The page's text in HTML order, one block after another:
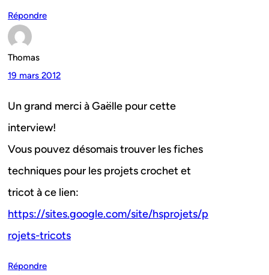
Répondre
Thomas
19 mars 2012
Un grand merci à Gaëlle pour cette
interview!
Vous pouvez désomais trouver les fiches
techniques pour les projets crochet et
tricot à ce lien:
https://sites.google.com/site/hsprojets/p
rojets-tricots
Répondre